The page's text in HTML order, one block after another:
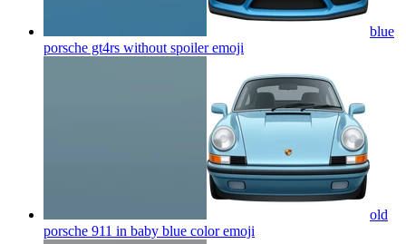
blue
porsche gt4rs without spoileremoji
old
porsche 911 in baby blue coloremoji